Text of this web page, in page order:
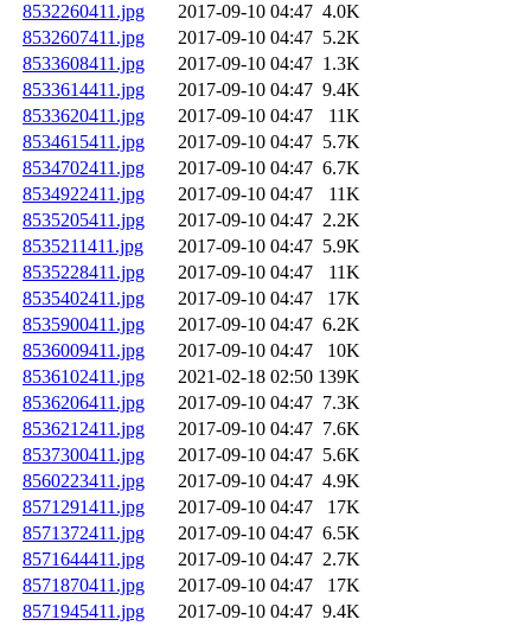
8532260411.jpg
2017-09-10 04:47 4.0K
8532607411.jpg
2017-09-10 04:47 5.2K
8533608411.jpg
2017-09-10 04:47 1.3K
8533614411.jpg
2017-09-10 04:47 9.4K
8533620411.jpg
2017-09-10 04:47
11K
8534615411.jpg
2017-09-10 04:47 5.7K
8534702411.jpg
2017-09-10 04:47 6.7K
8534922411.jpg
2017-09-10 04:47
11K
8535205411.jpg
2017-09-10 04:47 2.2K
8535211411.jpg
2017-09-10 04:47 5.9K
8535228411.jpg
2017-09-10 04:47
11K
8535402411.jpg
2017-09-10 04:47
17K
8535900411.jpg
2017-09-10 04:47 6.2K
8536009411.jpg
2017-09-10 04:47
10K
8536102411.jpg
2021-02-18 02:50 139K
8536206411.jpg
2017-09-10 04:47 7.3K
8536212411.jpg
2017-09-10 04:47 7.6K
8537300411.jpg
2017-09-10 04:47 5.6K
8560223411.jpg
2017-09-10 04:47 4.9K
8571291411.jpg
2017-09-10 04:47
17K
8571372411.jpg
2017-09-10 04:47 6.5K
8571644411.jpg
2017-09-10 04:47 2.7K
8571870411.jpg
2017-09-10 04:47
17K
8571945411.jpg
2017-09-10 04:47 9.4K